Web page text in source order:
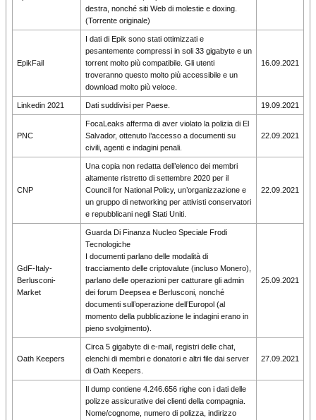
destra, nonché siti Web di molestie e doxing.
(Torrente originale)
EpikFail
I dati di Epik sono stati ottimizzati e
pesantemente compressi in soli 33 gigabyte e un
torrent molto più compatibile. Gli utenti
troveranno questo molto più accessibile e un
download molto più veloce.
16.09.2021
Linkedin 2021 Dati suddivisi per Paese. 19.09.2021
PNC
FocaLeaks afferma di aver violato la polizia di El
Salvador, ottenuto l’accesso a documenti su
civili, agenti e indagini penali.
22.09.2021
CNP
Una copia non redatta dell’elenco dei membri
altamente ristretto di settembre 2020 per il
Council for National Policy, un’organizzazione e
un gruppo di networking per attivisti conservatori
e repubblicani negli Stati Uniti.
22.09.2021
GdF-Italy-
Berlusconi-
Market
Guarda Di Finanza Nucleo Speciale Frodi
Tecnologiche
I documenti parlano delle modalità di
tracciamento delle criptovalute (incluso Monero),
parlano delle operazioni per catturare gli admin
dei forum Deepsea e Berlusconi, nonché
documenti sull’operazione dell’Europol (al
momento della pubblicazione le indagini erano in
pieno svolgimento).
25.09.2021
Oath Keepers
Circa 5 gigabyte di e-mail, registri delle chat,
elenchi di membri e donatori e altri file dai server
di Oath Keepers.
27.09.2021
Il dump contiene 4.246.656 righe con i dati delle
polizze assicurative dei clienti della compagnia.
Nome/cognome, numero di polizza, indirizzo